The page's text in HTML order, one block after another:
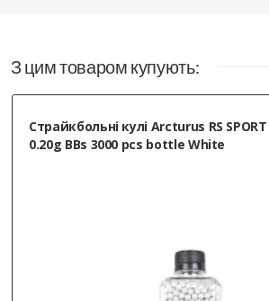
З цим товаром купують:
Страйкбольні кулі Arcturus RS
0.20g BBs 3000 pcs bottle White